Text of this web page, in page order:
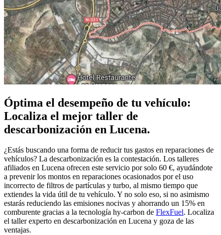
Óptima el desempeño de tu vehículo:
Localiza el mejor taller de
descarbonización en Lucena.
¿Estás buscando una forma de reducir tus gastos en reparaciones de
vehículos? La descarbonización es la contestación. Los talleres
afiliados en Lucena ofrecen este servicio por solo 60 €, ayudándote
a prevenir los montos en reparaciones ocasionados por el uso
incorrecto de filtros de partículas y turbo, al mismo tiempo que
extiendes la vida útil de tu vehículo. Y no solo eso, si no asimismo
estarás reduciendo las emisiones nocivas y ahorrando un 15% en
comburente gracias a la tecnología hy-carbon de FlexFuel. Localiza
el taller experto en descarbonización en Lucena y goza de las
ventajas.